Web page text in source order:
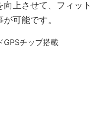
向上させて、フィット
可能です。
GPSチップ搭載